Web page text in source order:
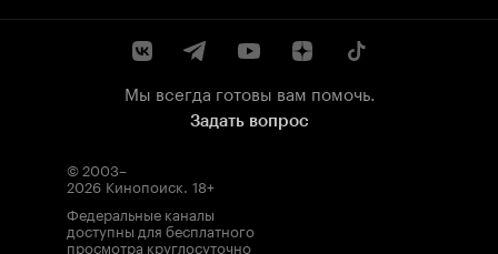
Мы всегда готовы вам помочь.
Задать вопрос
© 2003–
2026 Кинопоиск. 18+
Федеральные каналы
доступны для бесплатного
просмотра круглосуточно